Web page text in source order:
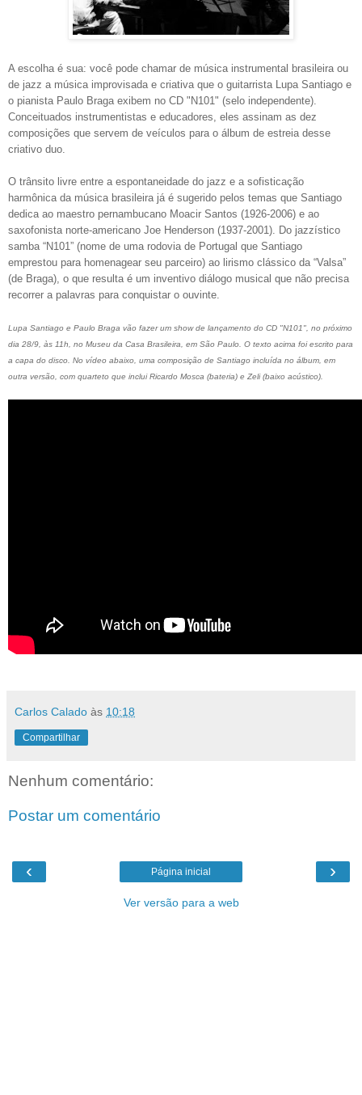
A escolha é sua: você pode chamar de música instrumental brasileira ou
de jazz a música improvisada e criativa que o guitarrista Lupa Santiago e
o pianista Paulo Braga exibem no CD "N101" (selo independente).
Conceituados instrumentistas e educadores, eles assinam as dez
composições que servem de veículos para o álbum de estreia desse
criativo duo.
O trânsito livre entre a espontaneidade do jazz e a sofisticação
harmônica da música brasileira já é sugerido pelos temas que Santiago
dedica ao maestro pernambucano Moacir Santos (1926-2006) e ao
saxofonista norte-americano Joe Henderson (1937-2001). Do jazzístico
samba “N101” (nome de uma rodovia de Portugal que Santiago
emprestou para homenagear seu parceiro) ao lirismo clássico da “Valsa”
(de Braga), o que resulta é um inventivo diálogo musical que não precisa
recorrer a palavras para conquistar o ouvinte.
Lupa Santiago e Paulo Braga vão fazer um show de lançamento do CD "N101", no próximo
dia 28/9, às 11h, no Museu da Casa Brasileira, em São Paulo. O texto acima foi escrito para
a capa do disco. No vídeo abaixo, uma composição de Santiago incluída no álbum, em
outra versão, com quarteto que inclui Ricardo Mosca (bateria) e Zeli (baixo acústico).
Carlos Calado às 10:18
Compartilhar
Nenhum comentário:
Postar um comentário
‹ ›
Página inicial
Ver versão para a web